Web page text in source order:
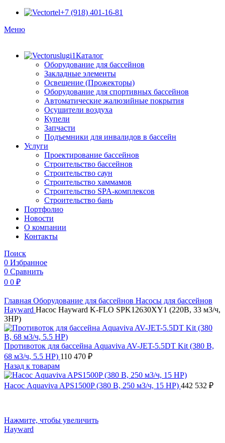
+7 (918) 401-16-81
Меню
Каталог
Оборудование для бассейнов
Закладные элементы
Освещение (Прожекторы)
Оборудование для спортивных бассейнов
Автоматические жалюзийные покрытия
Осушители воздуха
Купели
Запчасти
Подъемники для инвалидов в бассейн
Услуги
Проектирование бассейнов
Строительство бассейнов
Строительство саун
Строительство хаммамов
Строительство SPA-комплексов
Строительство бань
Портфолио
Новости
O компании
Контакты
Поиск
0 Избранное
0 Сравнить
0 0 ₽
Главная Оборудование для бассейнов Насосы для бассейнов
Hayward Насос Hayward K-FLO SPK12630XY1 (220В, 33 м3/ч,
3НР)
Противоток для бассейна Aquaviva AV-JET-5.5DT Kit (380 В,
68 м3/ч, 5.5 HP) 110 470 ₽
Назад к товарам
Насос Aquaviva APS1500P (380 В, 250 м3/ч, 15 HP) 442 532 ₽
Нажмите, чтобы увеличить
Hayward